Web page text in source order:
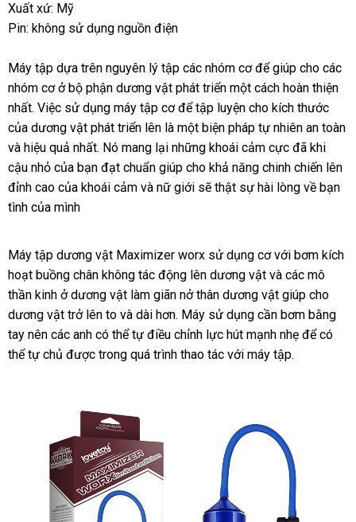
Xuất xứ: Mỹ
Pin: không sử dụng nguồn điện
Máy tập dựa trên nguyên lý tập tự
động
các nhóm cơthanh
toán
để giúp cho qua
app
các
nhóm cơ ở bộ phận dương vật phát triển một cách hoàn thiện
nhấtdịch
vụ
. Việc sử dụng máy tập cơở
đâu
để tập luyện cho kích thước
nhất
của dương vật phát triển lên là một biện pháp tự nhiên an toàn
sản
xuất
và hiệu quả nhấtnhận
xét
. Nó mang lại lừa
đảo
những khoái cảm cực sửa
chữa
đã khi
cậu nhỏ nhanh
nhất
của bạn đạt chuẩn giúp cho khả năng chinh chiến lên
đỉnh cao chất
lượng
của khoái cảm sửa
và nữ giới Nhật
sẽ thật sự hài lòng về bạn
tình tiết
của mình
Máy tập dương vật Maximizer worx sử dụng cơnhanh
nhất
với bơm kích
hoạt buồng chân không tác động lên dương vật rẻ
nhất
và hàng
giả
các mô
thần kinh ở dương vật làm giãn nở thân dương vật giúp cho
dương vật tham
khảo
trở lên to mới
nhất
và dài hơnđặt
mua
. Máy sử dụng cần bơm bằng
tay nên ở
đâu
các anh bình
luận
có thể tự điều chỉnh lực hút mạnh nhẹ tự
đểnơi
có
thể tự chủ lắp
được trong chiết
quá trình thao tác nhanh
với máy tậphàng
.